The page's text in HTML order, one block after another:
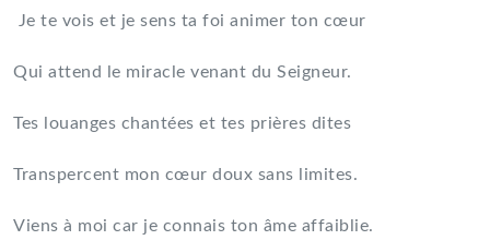
Je te vois et je sens ta foi animer ton cœur
Qui attend le miracle venant du Seigneur.
Tes louanges chantées et tes prières dites
Transpercent mon cœur doux sans limites.
Viens à moi car je connais ton âme affaiblie.